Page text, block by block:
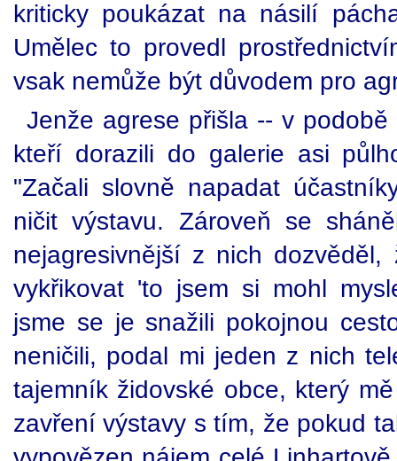
kriticky poukázat na násilí
Umělec to provedl
vsak nemůže být důvodem pro
Jenže agrese přišla -- v
kteří dorazili do galerie asi
"Začali slovně napadat
ničit výstavu. Zároveň se
nejagresivnější z nich
vykřikovat 'to jsem si mohl
jsme se je snažili pokojnou
neničili, podal mi jeden z nich
tajemník židovské obce, který
zavření výstavy s tím, že pokud